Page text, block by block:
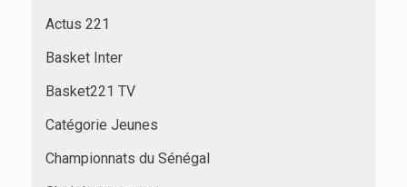
Actus 221
Basket Inter
Basket221 TV
Catégorie Jeunes
Championnats du Sénégal